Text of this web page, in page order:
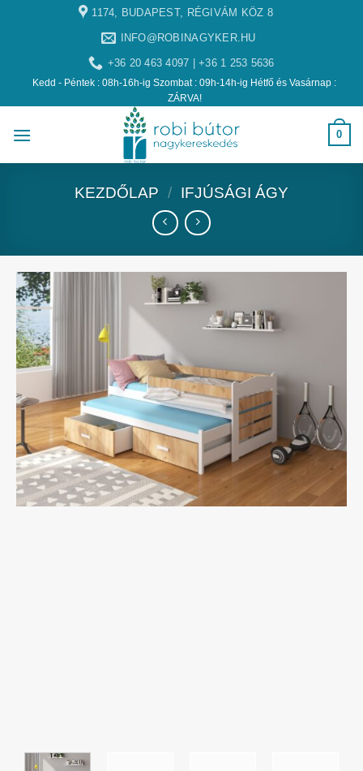
1174, BUDAPEST, RÉGIVÁM KÖZ 8
INFO@ROBINAGYKER.HU
+36 20 463 4097 | +36 1 253 5636
Kedd - Péntek : 08h-16h-ig Szombat : 09h-14h-ig Hétfő és Vasárnap :
ZÁRVA!
0
KEZDŐLAP / IFJÚSÁGI ÁGY